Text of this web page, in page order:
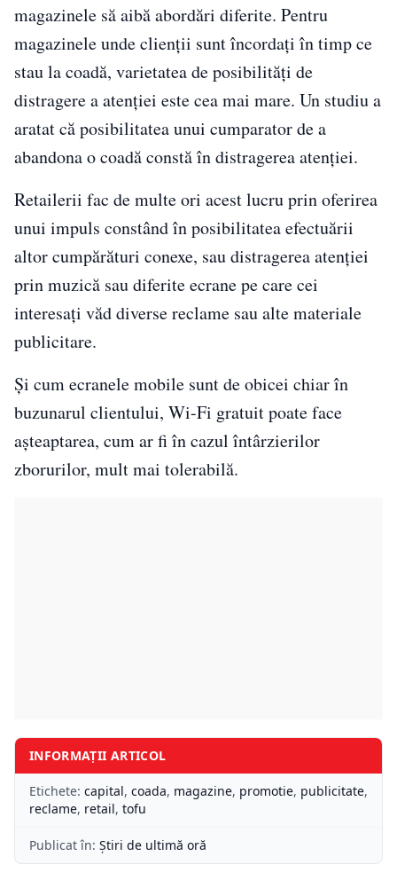
magazinele să aibă abordări diferite. Pentru
magazinele unde clienții sunt încordaţi în timp ce
stau la coadă, varietatea de posibilităţi de
distragere a atenţiei este cea mai mare. Un studiu a
aratat că posibilitatea unui cumparator de a
abandona o coadă constă în distragerea atenţiei.
Retailerii fac de multe ori acest lucru prin oferirea
unui impuls constând în posibilitatea efectuării
altor cumpărături conexe, sau distragerea atenţiei
prin muzică sau diferite ecrane pe care cei
interesaţi văd diverse reclame sau alte materiale
publicitare.
Și cum ecranele mobile sunt de obicei chiar în
buzunarul clientului, Wi-Fi gratuit poate face
așteaptarea, cum ar fi în cazul întârzierilor
zborurilor, mult mai tolerabilă.
INFORMAȚII ARTICOL
Etichete: capital, coada, magazine, promotie, publicitate,
reclame, retail, tofu
Publicat în: Știri de ultimă oră